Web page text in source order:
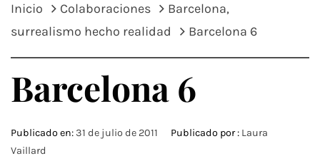
Inicio Colaboraciones
Barcelona,
surrealismo hecho realidad
Barcelona 6
Barcelona 6
Publicado en:31 de julio de 2011 Publicado por : Laura
Vaillard